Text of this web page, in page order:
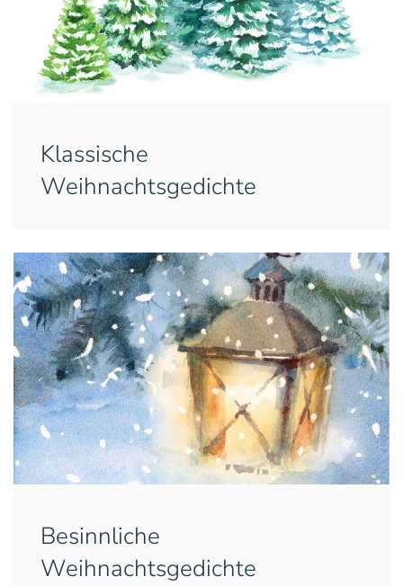
Klassische
Weihnachtsgedichte
Besinnliche
Weihnachtsgedichte